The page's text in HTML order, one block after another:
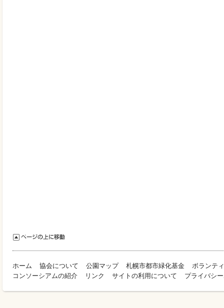
ホーム 協会について 公園マップ 札幌市都市緑化基金
ボランテ
コンソーシアムの紹介
リンク サイトの利用について プライバシ